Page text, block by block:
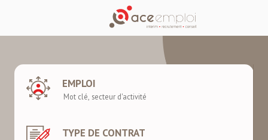
EMPLOI
TYPE DE CONTRAT